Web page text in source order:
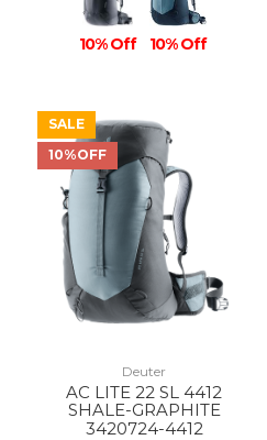
10% Off 10% Off
SALE
10%OFF
Deuter
AC LITE 22 SL 4412
SHALE-GRAPHITE
3420724-4412